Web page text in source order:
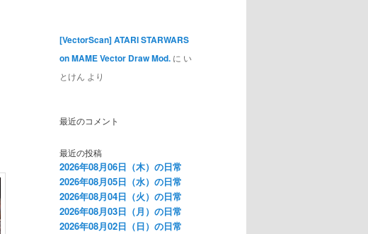
[VectorScan] ATARI STARWARS
on MAME Vector Draw Mod. に い
とけん より
最近のコメント
最近の投稿
2026年08月06日（木）の日常
2026年08月05日（水）の日常
2026年08月04日（火）の日常
2026年08月03日（月）の日常
2026年08月02日（日）の日常